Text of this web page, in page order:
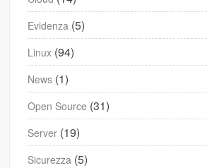
Evidenza (5)
Linux (94)
News (1)
Open Source (31)
Server (19)
Sicurezza (5)